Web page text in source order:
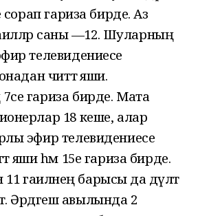
сорап гариза бирде. Аз
саны —12. Шуларның
телевидениесе
читтә яши.
гариза бирде. Мата
18 кеше, алар
эфир телевидениесе
яши һәм 15е гариза бирде.
11 гаиләнең барысы да дәүләт
Әрдәгеш авылында 2